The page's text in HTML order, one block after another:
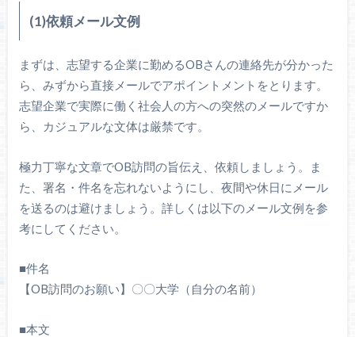
(1)依頼メール文例
まずは、志望する企業に勤めるOBさんの連絡先が分かった
ら、みずから直接メールでアポイントメントをとります。
志望企業で実際に働く社会人の方への突然のメールですか
ら、カジュアルな文体は厳禁です。
極力丁寧な文章でOB訪問の旨伝え、依頼しましょう。ま
た、署名・件名を忘れないようにし、夜間や休日にメール
を送るのは避けましょう。詳しくは以下のメール文例を参
考にしてください。
■件名
【OB訪問のお願い】〇〇大学（自分の名前）
■本文